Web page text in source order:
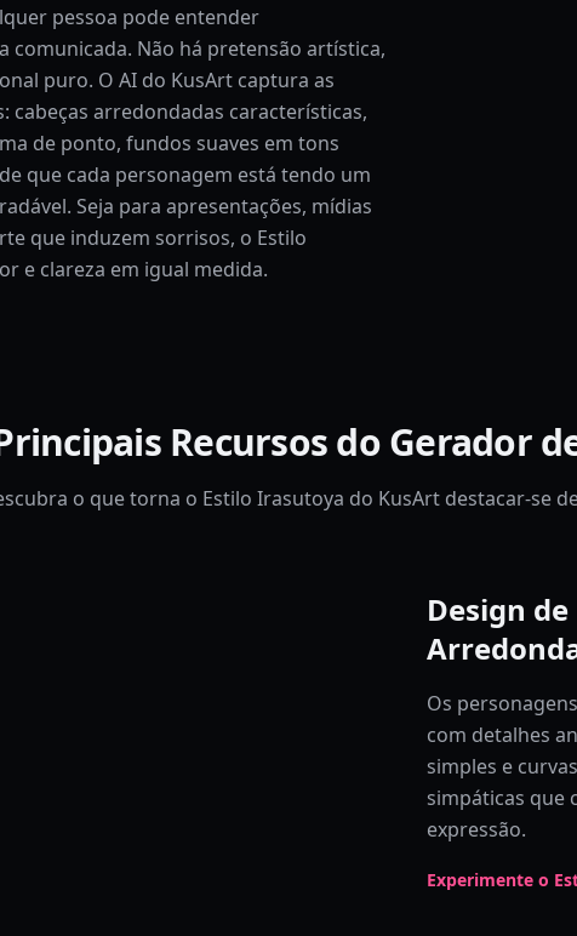
pessoa pode entender
comunicada. Não há pretensão artística,
puro. O AI do KusArt captura as
cabeças arredondadas características,
de ponto, fundos suaves em tons
que cada personagem está tendo um
Seja para apresentações, mídias
que induzem sorrisos, o Estilo
e clareza em igual medida.
Recursos do Gerador
o que torna o Estilo Irasutoya do KusArt destacar-se
Design
Os
com detalhes
simples e
simpáticas que
expressão.
Experimente o